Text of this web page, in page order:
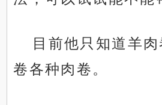
目前他只知道羊
卷各种肉卷。